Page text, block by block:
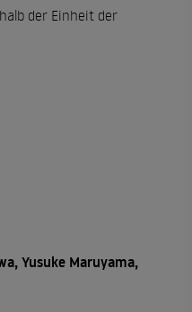
der Einheit der
Yusuke Maruyama,